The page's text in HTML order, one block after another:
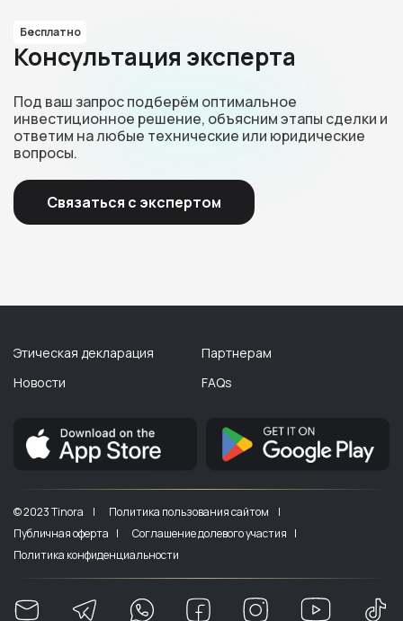
Бесплатно
Консультация эксперта
Под ваш запрос подберём оптимальное
инвестиционное решение, объясним этапы сделки и
ответим на любые технические или юридические
вопросы.
Связаться с экспертом
Этическая декларация
Новости
Партнерам
FAQs
© 2023 Tinora |
Политика пользования сайтом |
Публичная оферта |
Соглашение долевого участия |
Политика конфиденциальности